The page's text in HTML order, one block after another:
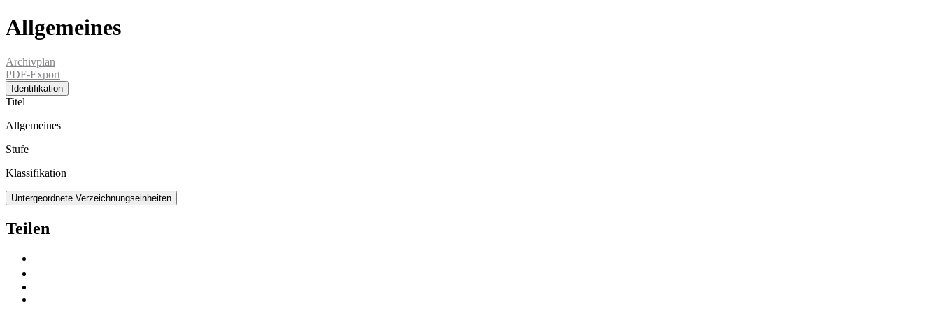
Allgemeines
Archivplan
PDF-Export
Identifikation
Titel
Allgemeines
Stufe
Klassifikation
Untergeordnete Verzeichnungseinheiten
Teilen